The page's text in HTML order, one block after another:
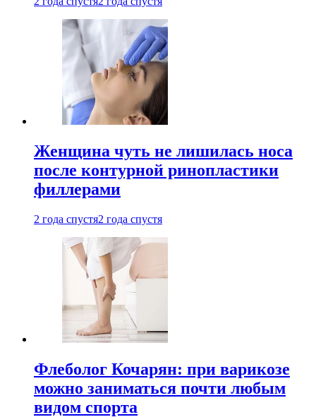
Женщина чуть не лишилась носа
после контурной ринопластики
филлерами
2 года спустя2 года спустя
Флеболог Кочарян: при варикозе
можно заниматься почти любым
видом спорта